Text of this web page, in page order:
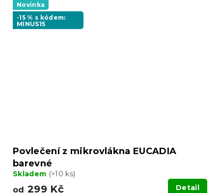
Novinka
-15 % s kódem:
MINUS15
Povlečení z mikrovlákna EUCADIA
barevné
Skladem (>10 ks)
od 299 Kč Detail